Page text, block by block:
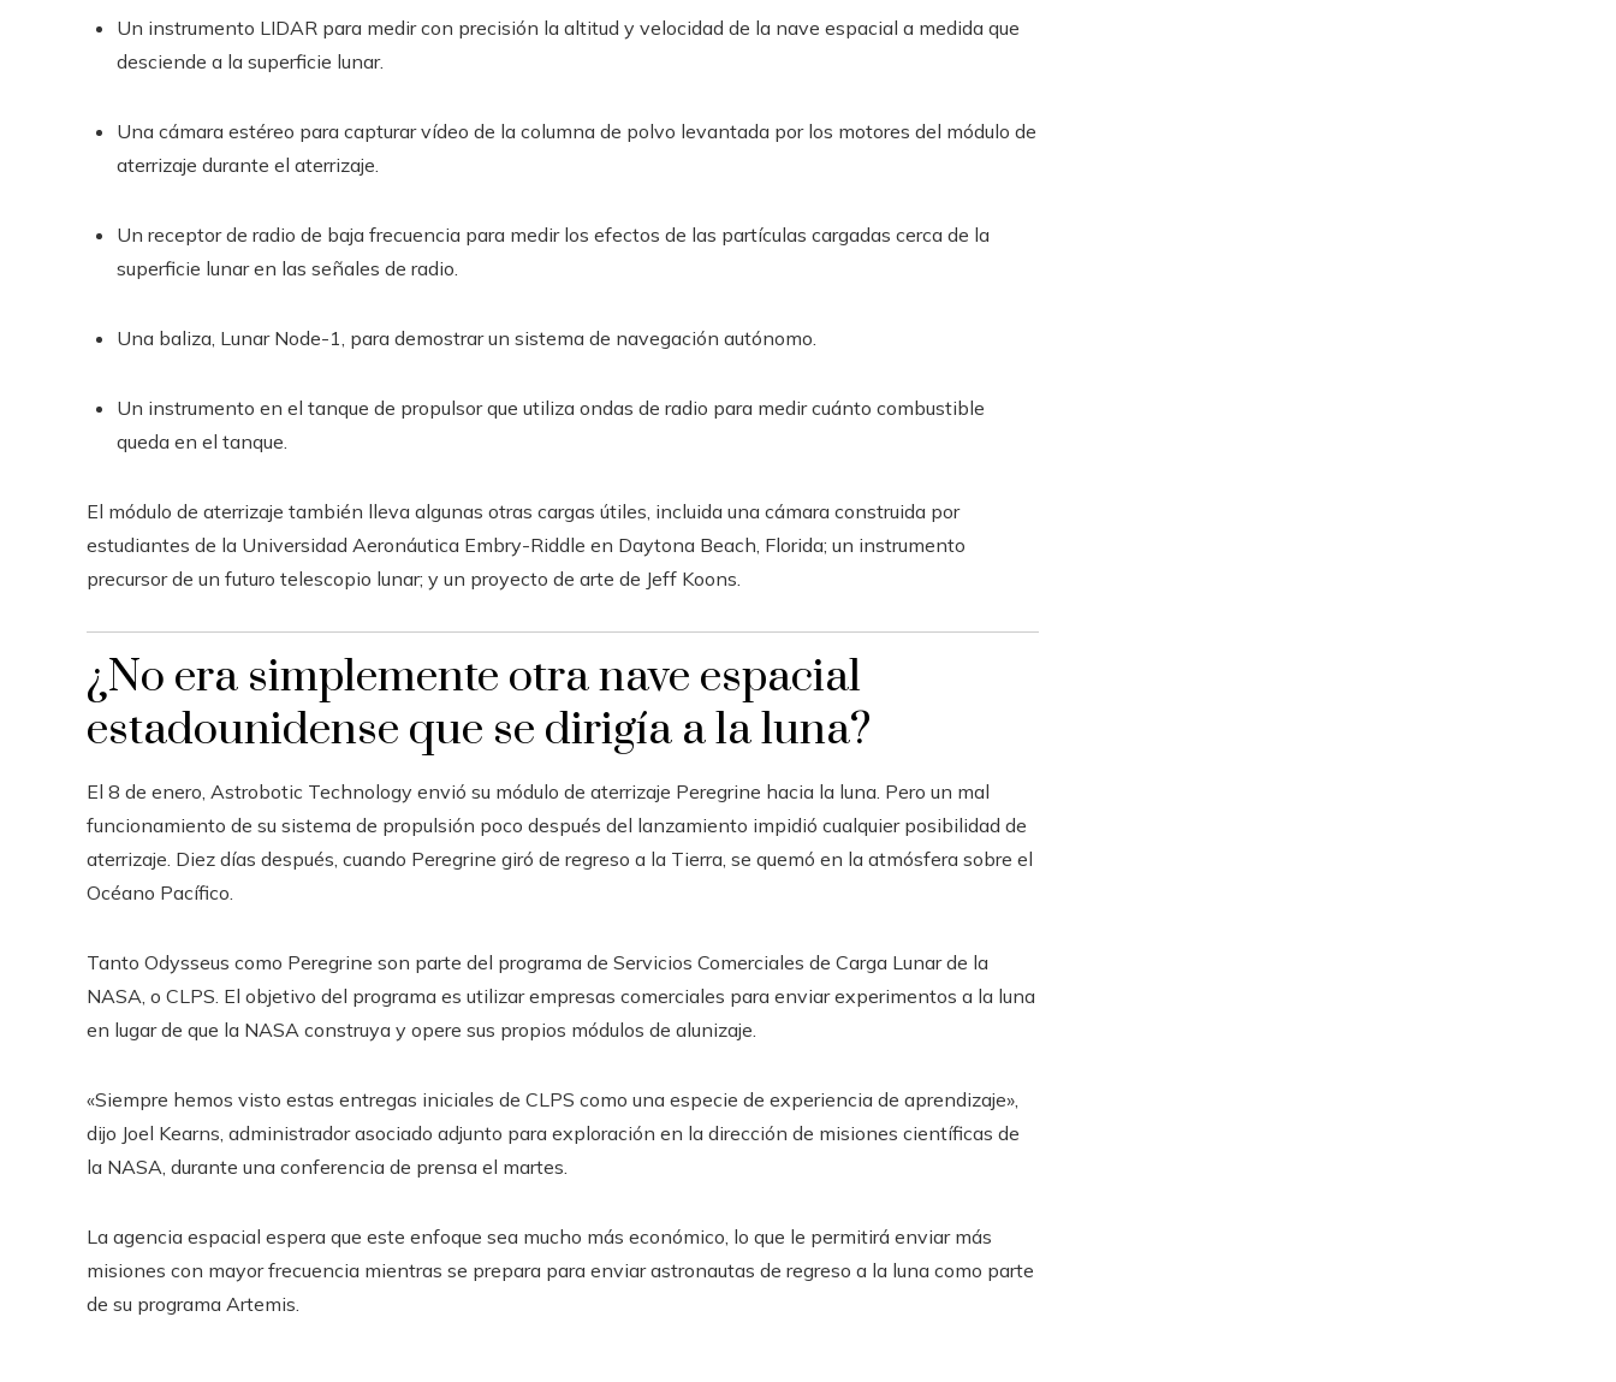
Un instrumento LIDAR para medir con precisión la altitud y velocidad de la nave espacial a medida que
desciende a la superficie lunar.
Una cámara estéreo para capturar vídeo de la columna de polvo levantada por los motores del módulo de
aterrizaje durante el aterrizaje.
Un receptor de radio de baja frecuencia para medir los efectos de las partículas cargadas cerca de la
superficie lunar en las señales de radio.
Una baliza, Lunar Node-1, para demostrar un sistema de navegación autónomo.
Un instrumento en el tanque de propulsor que utiliza ondas de radio para medir cuánto combustible
queda en el tanque.
El módulo de aterrizaje también lleva algunas otras cargas útiles, incluida una cámara construida por
estudiantes de la Universidad Aeronáutica Embry-Riddle en Daytona Beach, Florida; un instrumento
precursor de un futuro telescopio lunar; y un proyecto de arte de Jeff Koons.
¿No era simplemente otra nave espacial
estadounidense que se dirigía a la luna?
El 8 de enero, Astrobotic Technology envió su módulo de aterrizaje Peregrine hacia la luna. Pero un mal
funcionamiento de su sistema de propulsión poco después del lanzamiento impidió cualquier posibilidad de
aterrizaje. Diez días después, cuando Peregrine giró de regreso a la Tierra, se quemó en la atmósfera sobre el
Océano Pacífico.
Tanto Odysseus como Peregrine son parte del programa de Servicios Comerciales de Carga Lunar de la
NASA, o CLPS. El objetivo del programa es utilizar empresas comerciales para enviar experimentos a la luna
en lugar de que la NASA construya y opere sus propios módulos de alunizaje.
«Siempre hemos visto estas entregas iniciales de CLPS como una especie de experiencia de aprendizaje»,
dijo Joel Kearns, administrador asociado adjunto para exploración en la dirección de misiones científicas de
la NASA, durante una conferencia de prensa el martes.
La agencia espacial espera que este enfoque sea mucho más económico, lo que le permitirá enviar más
misiones con mayor frecuencia mientras se prepara para enviar astronautas de regreso a la luna como parte
de su programa Artemis.